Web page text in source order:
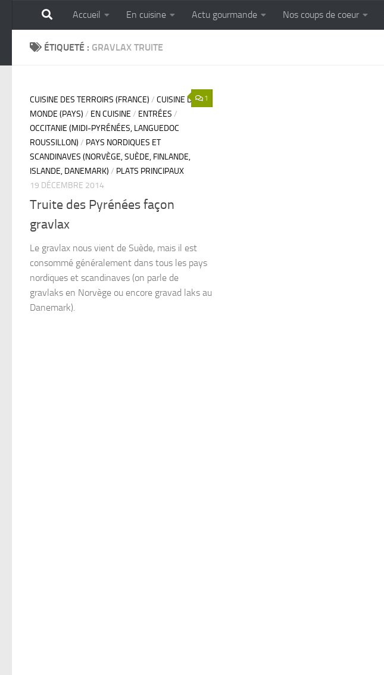
Skip to content
GOURMANDISE SANS FRONTIERES
Accueil En cuisine Actu gourmande Nos coups de coeur
ÉTIQUETÉ : GRAVLAX TRUITE
1
CUISINE DES TERROIRS (FRANCE) / CUISINE DU
MONDE (PAYS) / EN CUISINE / ENTRÉES /
OCCITANIE (MIDI-PYRÉNÉES, LANGUEDOC
ROUSSILLON) / PAYS NORDIQUES ET
SCANDINAVES (NORVÈGE, SUÈDE, FINLANDE,
ISLANDE, DANEMARK) / PLATS PRINCIPAUX
19 DÉCEMBRE 2014
Truite des Pyrénées façon
gravlax
Le gravlax nous vient de Suède, mais il est
consommé généralement dans tous les pays
nordiques et scandinaves (on parle de
gravlaks en Norvège ou encore gravad laks au
Danemark).